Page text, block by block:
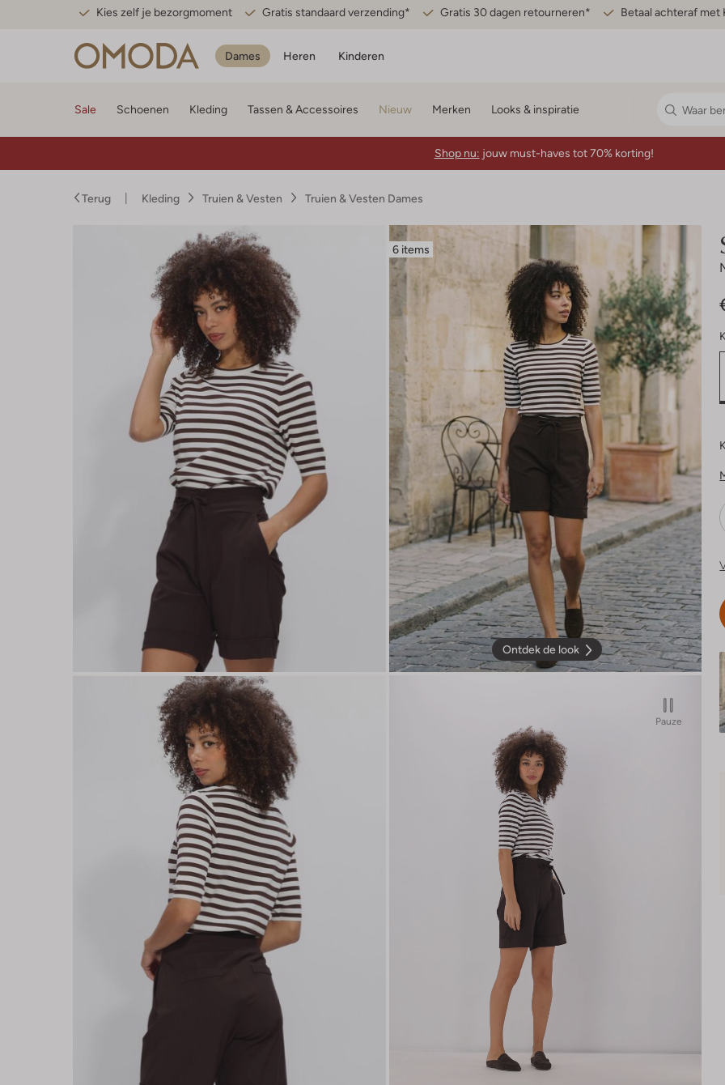
Kies zelf je bezorgmoment Gratis standaard verzending* Gratis 30 dagen retourneren* Betaal achteraf met
Dames Heren Kinderen
Sale Schoenen Kleding Tassen & Accessoires Nieuw Merken Looks & inspiratie
Shop nu: jouw must-haves tot 70% korting!
Terug Kleding Truien & Vesten Truien & Vesten Dames
6 items
Ontdek de look
Pauze